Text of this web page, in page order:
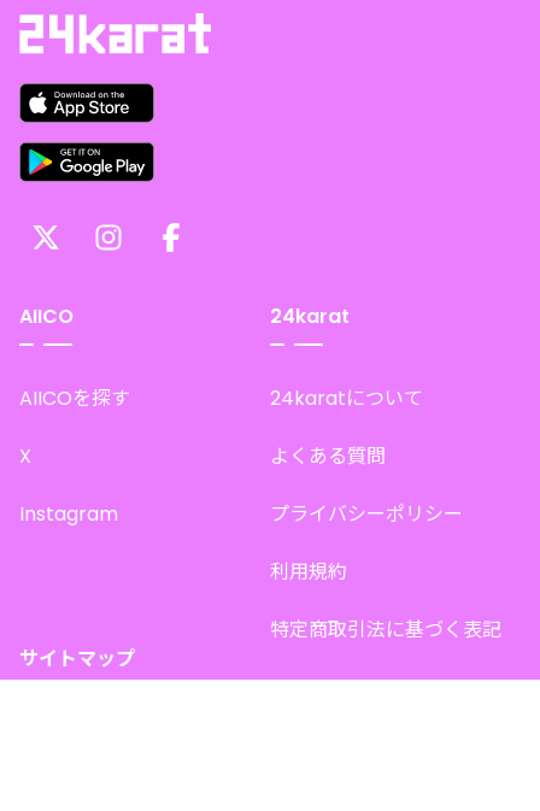
AIICO
AIICOを探す
X
Instagram
24karat
24karatについて
よくある質問
プライバシーポリシー
利用規約
特定商取引法に基づく表記
サイトマップ